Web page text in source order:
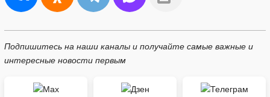
Подпишитесь на наши каналы и получайте самые важные и
интересные новости первым